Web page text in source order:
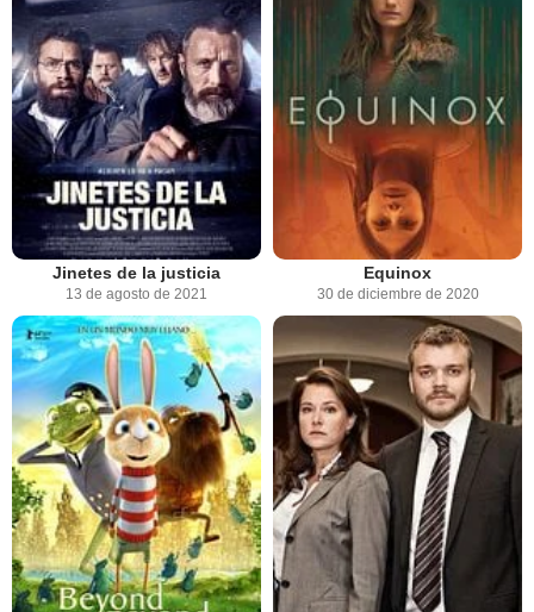
Jinetes de la justicia
13 de agosto de 2021
Equinox
30 de diciembre de 2020